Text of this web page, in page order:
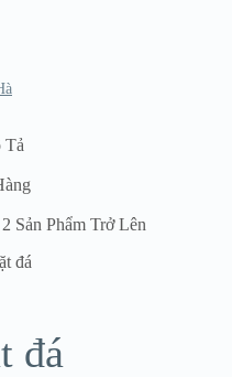
Tả
Sản Phẩm Trở Lên
đá
đá